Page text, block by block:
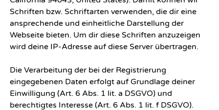
Schriften bzw. Schriftarten verwenden, die dir eine
ansprechende und einheitliche Darstellung der
Webseite bieten. Um dir diese Schriften anzuzeigen
wird deine IP-Adresse auf diese Server übertragen.
Die Verarbeitung der bei der Registrierung
eingegebenen Daten erfolgt auf Grundlage deiner
Einwilligung (Art. 6 Abs. 1 lit. a DSGVO) und
berechtigtes Interesse (Art. 6 Abs. 1 lit. f DSGVO).